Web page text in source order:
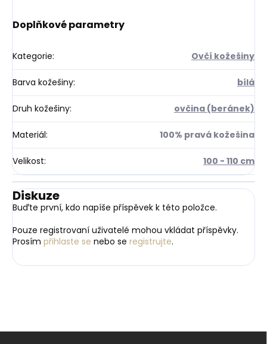
Doplňkové parametry
Kategorie: Ovčí kožešiny
Barva kožešiny: bílá
Druh kožešiny: ovčina (beránek)
Materiál: 100% pravá kožešina
Velikost: 100 - 110 cm
Diskuze
Buďte první, kdo napíše příspěvek k této položce.
Pouze registrovaní uživatelé mohou vkládat příspěvky.
Prosím přihlaste se nebo se registrujte.